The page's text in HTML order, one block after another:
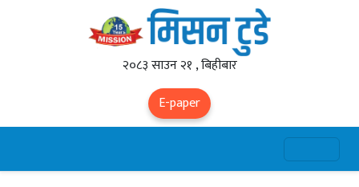
२०८३ साउन २१ , बिहीबार
E-paper